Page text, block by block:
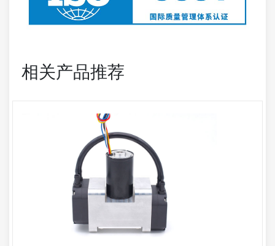
相关产品推荐